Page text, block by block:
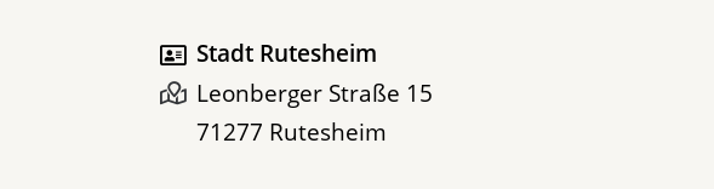
Stadt Rutesheim
Leonberger Straße 15
71277 Rutesheim